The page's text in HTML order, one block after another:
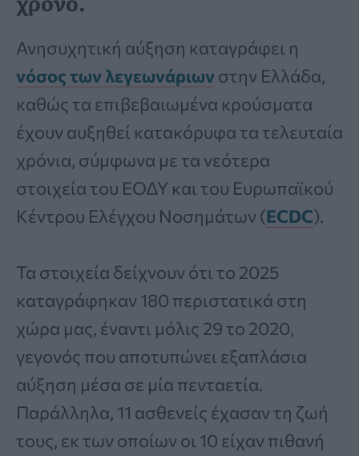
Ανησυχητική αύξηση καταγράφει η
νόσος των λεγεωνάριωνστην Ελλάδα,
καθώς τα επιβεβαιωμένα κρούσματα
έχουν αυξηθεί κατακόρυφα τα τελευταία
χρόνια, σύμφωνα με τα νεότερα
στοιχεία του ΕΟΔΥ και του Ευρωπαϊκού
Κέντρου Ελέγχου Νοσημάτων (ECDC).
Τα στοιχεία δείχνουν ότι το 2025
καταγράφηκαν 180 περιστατικά στη
χώρα μας, έναντι μόλις 29 το 2020,
γεγονός που αποτυπώνει εξαπλάσια
αύξηση μέσα σε μία πενταετία.
Παράλληλα, 11 ασθενείς έχασαν τη ζωή
τους, εκ των οποίων οι 10 είχαν πιθανή